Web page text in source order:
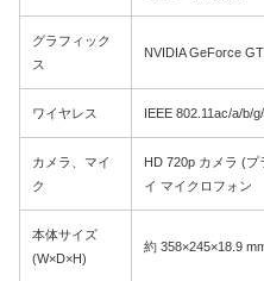
グラフィック
ス
NVIDIA GeForce
ワイヤレス IEEE 802.11ac/a/b/
カメラ、マイ
ク
HD 720p カメラ (
イ マイクロフォン
本体サイズ
(W×D×H)
約 358×245×18.9